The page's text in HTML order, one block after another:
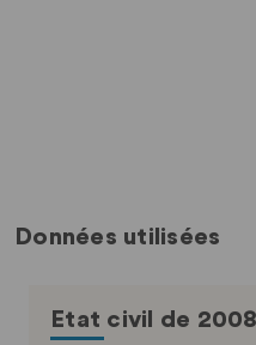
Données utilisées
Etat civil de